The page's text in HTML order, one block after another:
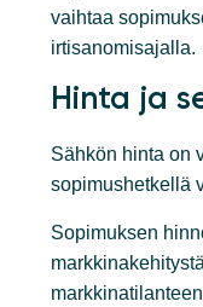
vaihtaa
irtisanomisajalla.
Hinta ja
Sähkön hinta on
sopimushetkellä
Sopimuksen